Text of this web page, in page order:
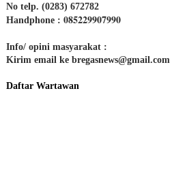
No telp. (0283) 672782
Handphone : 085229907990
Info/ opini masyarakat :
Kirim email ke bregasnews@gmail.com
Daftar Wartawan